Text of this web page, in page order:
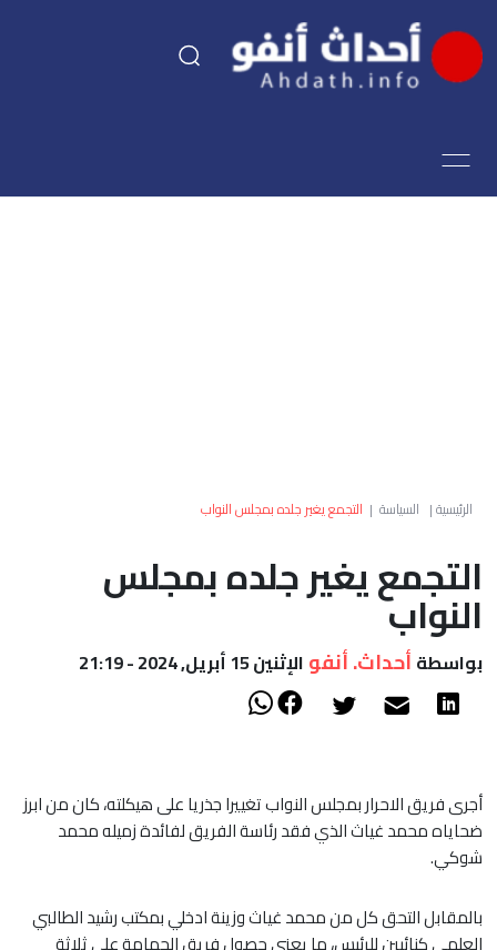
اقتصاد
العالم
أعمدة
الرئيسية| السياسة | التجمع يغير جلده بمجلس النواب
التجمع يغير جلده بمجلس
النواب
بواسطة أحداث. أنفو الإثنين 15 أبريل, 2024 - 21:19
أجرى فريق الاحرار بمجلس النواب تغييرا جذريا على هيكلته، كان من ابرز
ضحاياه محمد غياث الذي فقد رئاسة الفريق لفائدة زميله محمد
شوكي.
بالمقابل التحق كل من محمد غياث وزينة ادخلي بمكتب رشيد الطالبي